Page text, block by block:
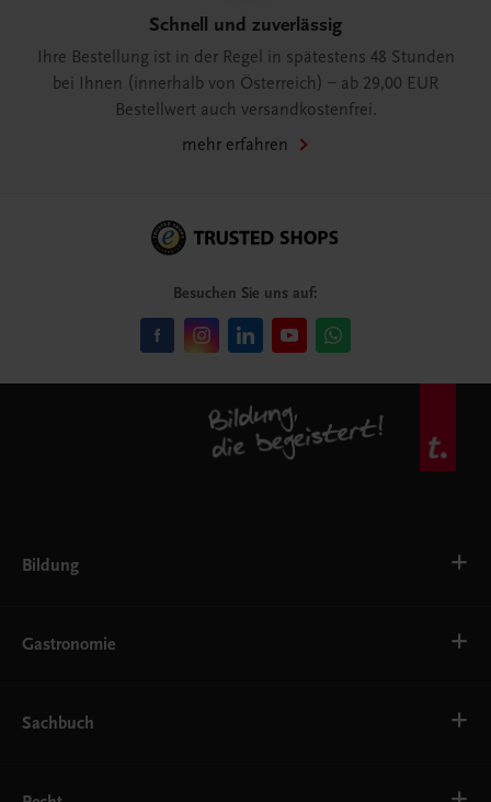
Schnell und zuverlässig
Ihre Bestellung ist in der Regel in spätestens 48 Stunden
bei Ihnen (innerhalb von Österreich) – ab 29,00 EUR
Bestellwert auch versandkostenfrei.
mehr erfahren
Besuchen Sie uns auf:
Bildung
AHS
EWF/ZWF
FW
Gastronomie
Getränke
Service
Sachbuch